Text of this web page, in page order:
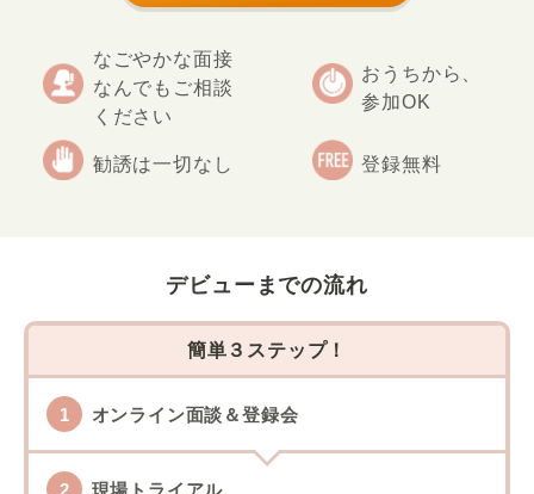
なごやかな面接
なんでもご相談
ください
おうちから、
参加OK
勧誘は一切なし 登録無料
デビューまでの流れ
簡単３ステップ！
オンライン面談＆登録会
現場トライアル